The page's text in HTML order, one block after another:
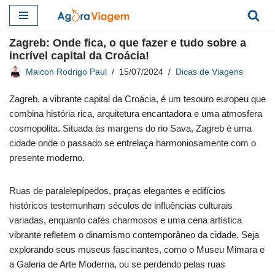
para
o
conteúdo
Zagreb: Onde fica, o que fazer e tudo sobre a
incrível capital da Croácia!
Maicon Rodrigo Paul 15/07/2024 Dicas de Viagens
Zagreb, a vibrante capital da Croácia, é um tesouro europeu que
combina história rica, arquitetura encantadora e uma atmosfera
cosmopolita. Situada às margens do rio Sava, Zagreb é uma
cidade onde o passado se entrelaça harmoniosamente com o
presente moderno.
Ruas de paralelepípedos, praças elegantes e edifícios
históricos testemunham séculos de influências culturais
variadas, enquanto cafés charmosos e uma cena artística
vibrante refletem o dinamismo contemporâneo da cidade. Seja
explorando seus museus fascinantes, como o Museu Mimara e
a Galeria de Arte Moderna, ou se perdendo pelas ruas